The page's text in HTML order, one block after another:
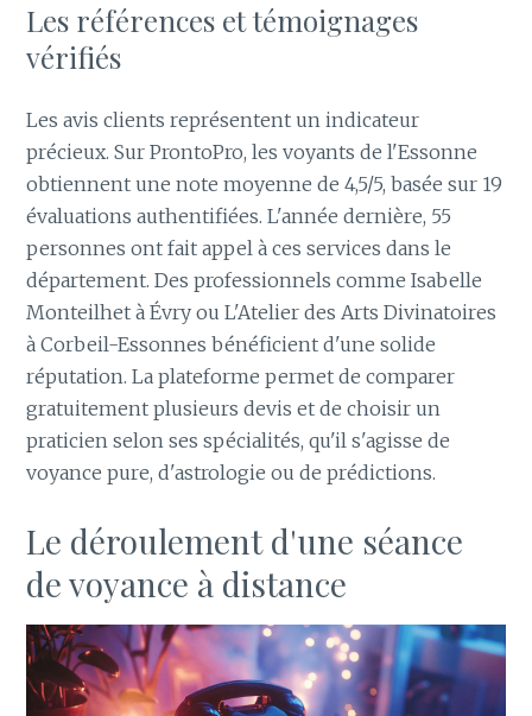
Les références et témoignages
vérifiés
Les avis clients représentent un indicateur
précieux. Sur ProntoPro, les voyants de l'Essonne
obtiennent une note moyenne de 4,5/5, basée sur 19
évaluations authentifiées. L'année dernière, 55
personnes ont fait appel à ces services dans le
département. Des professionnels comme Isabelle
Monteilhet à Évry ou L'Atelier des Arts Divinatoires
à Corbeil-Essonnes bénéficient d'une solide
réputation. La plateforme permet de comparer
gratuitement plusieurs devis et de choisir un
praticien selon ses spécialités, qu'il s'agisse de
voyance pure, d'astrologie ou de prédictions.
Le déroulement d'une séance
de voyance à distance